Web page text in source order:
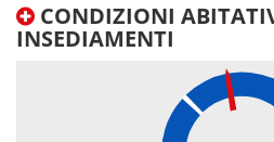
CONDIZIONI
INSEDIAMENTI